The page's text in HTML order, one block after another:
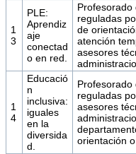
1
3
PLE:
Aprendiz
aje
conectad
o en red.
Profesorado
reguladas
de
atención
asesores
1
4
Educació
n
inclusiva:
iguales
en la
diversida
d.
Profesorado
reguladas
asesores
orientación